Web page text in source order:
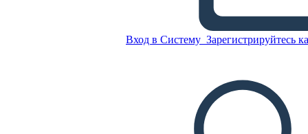
Вход в Систему Зарегистрируйтесь